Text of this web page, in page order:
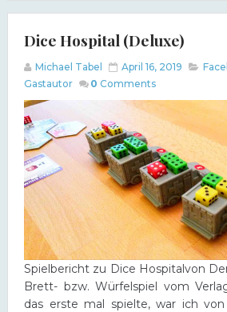
Dice Hospital (Deluxe)
Michael Tabel April 16, 2019
Gastautor
0 Comments
Spielbericht zu Dice Hospitalvon
Brett- bzw. Würfelspiel vom
das erste mal spielte, war ich